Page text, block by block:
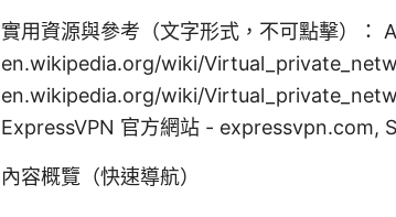
實用資源與參考（文字形式，不可點擊）
en.wikipedia.org/wiki/
en.wikipedia.org/wiki/
ExpressVPN 官方網站 - expressvpn.com,
內容概覽（快速導航）